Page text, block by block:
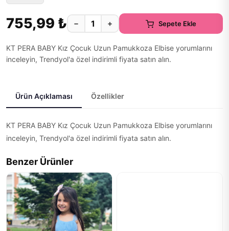
755,99 ₺ − + Sepete Ekle
KT PERA BABY Kız Çocuk Uzun Pamukkoza Elbise yorumlarını
inceleyin, Trendyol'a özel indirimli fiyata satın alın.
Ürün Açıklaması Özellikler
KT PERA BABY Kız Çocuk Uzun Pamukkoza Elbise yorumlarını
inceleyin, Trendyol'a özel indirimli fiyata satın alın.
Benzer Ürünler